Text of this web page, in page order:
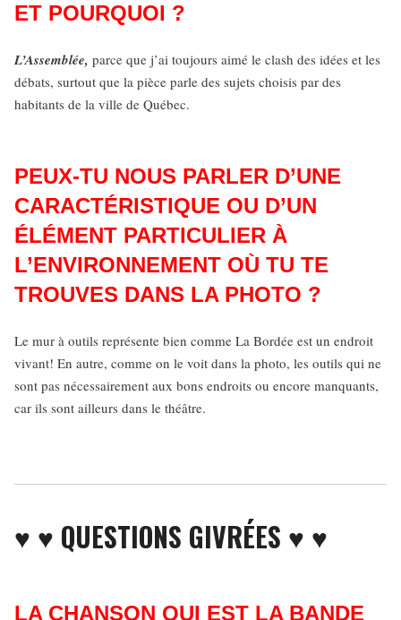
ET POURQUOI ?
L’Assemblée, parce que j’ai toujours aimé le clash des idées et les
débats, surtout que la pièce parle des sujets choisis par des
habitants de la ville de Québec.
PEUX-TU NOUS PARLER D’UNE
CARACTÉRISTIQUE OU D’UN
ÉLÉMENT PARTICULIER À
L’ENVIRONNEMENT OÙ TU TE
TROUVES DANS LA PHOTO ?
Le mur à outils représente bien comme La Bordée est un endroit
vivant! En autre, comme on le voit dans la photo, les outils qui ne
sont pas nécessairement aux bons endroits ou encore manquants,
car ils sont ailleurs dans le théâtre.
♥ ♥ QUESTIONS GIVRÉES ♥ ♥
LA CHANSON QUI EST LA BANDE